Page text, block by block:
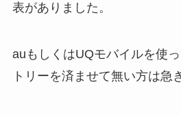
表がありました。
auもしくはUQモバイルを使
トリーを済ませて無い方は急